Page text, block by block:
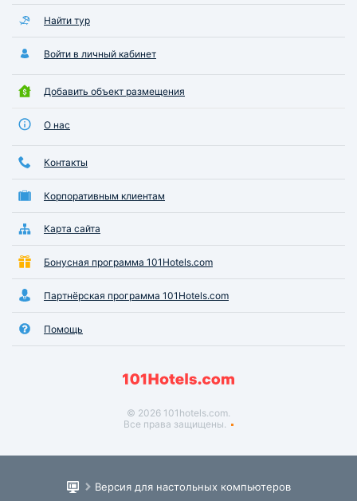
Найти тур
Войти в личный кабинет
Добавить объект размещения
О нас
Контакты
Корпоративным клиентам
Карта сайта
Бонусная программа 101Hotels.com
Партнёрская программа 101Hotels.com
Помощь
© 2026 101hotels.com.
Все права защищены.
Версия для настольных компьютеров